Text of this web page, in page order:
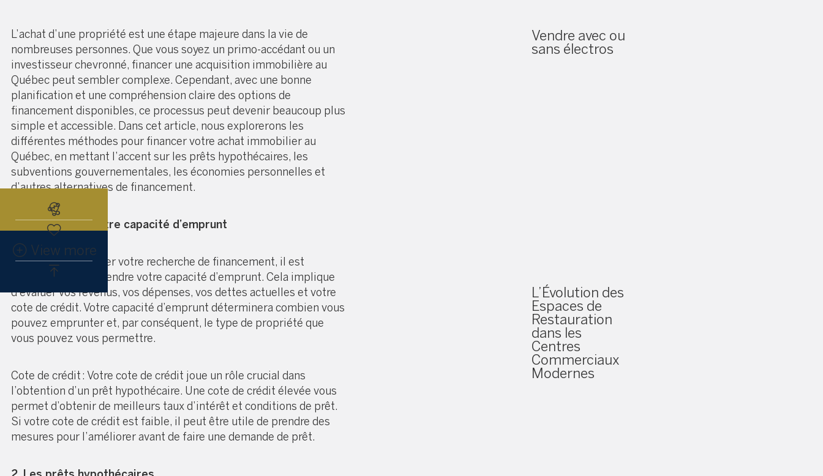
L’achat d’une propriété est une étape majeure dans la vie de
nombreuses personnes. Que vous soyez un primo-accédant ou un
investisseur chevronné, financer une acquisition immobilière au
Québec peut sembler complexe. Cependant, avec une bonne
planification et une compréhension claire des options de
financement disponibles, ce processus peut devenir beaucoup plus
simple et accessible. Dans cet article, nous explorerons les
différentes méthodes pour financer votre achat immobilier au
Québec, en mettant l’accent sur les prêts hypothécaires, les
subventions gouvernementales, les économies personnelles et
d’autres alternatives de financement.
1. Comprendre votre capacité d’emprunt
Avant de commencer votre recherche de financement, il est
essentiel de comprendre votre capacité d’emprunt. Cela implique
d’évaluer vos revenus, vos dépenses, vos dettes actuelles et votre
cote de crédit. Votre capacité d’emprunt déterminera combien vous
pouvez emprunter et, par conséquent, le type de propriété que
vous pouvez vous permettre.
Cote de crédit : Votre cote de crédit joue un rôle crucial dans
l’obtention d’un prêt hypothécaire. Une cote de crédit élevée vous
permet d’obtenir de meilleurs taux d’intérêt et conditions de prêt.
Si votre cote de crédit est faible, il peut être utile de prendre des
mesures pour l’améliorer avant de faire une demande de prêt.
Vendre avec ou
sans électros
L’Évolution des
Espaces de
Restauration
dans les
Centres
Commerciaux
Modernes
View more